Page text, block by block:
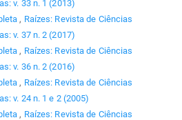
v. 33 n. 1 (2013)
, Raízes: Revista de Ciências
v. 37 n. 2 (2017)
, Raízes: Revista de Ciências
v. 36 n. 2 (2016)
, Raízes: Revista de Ciências
v. 24 n. 1 e 2 (2005)
, Raízes: Revista de Ciências